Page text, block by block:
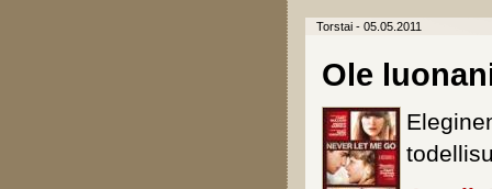
Torstai - 05.05.2011
Ole